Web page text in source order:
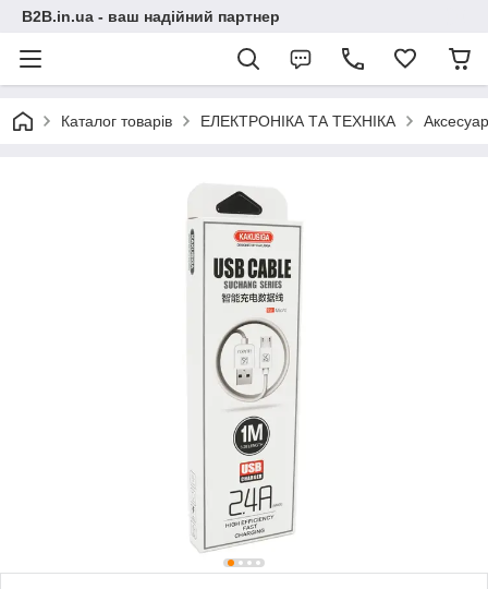
B2B.in.ua - ваш надійний партнер
Каталог товарів ЕЛЕКТРОНІКА ТА ТЕХНІКА